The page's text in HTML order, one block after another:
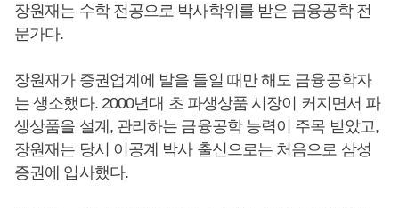
장원재는 수학 전공으로 박사학위를 받은 금융공학 전
문가다.
장원재가 증권업계에 발을 들일 때만 해도 금융공학자
는 생소했다. 2000년대 초 파생상품 시장이 커지면서 파
생상품을 설계, 관리하는 금융공학 능력이 주목 받았고,
장원재는 당시 이공계 박사 출신으로는 처음으로 삼성
증권에 입사했다.